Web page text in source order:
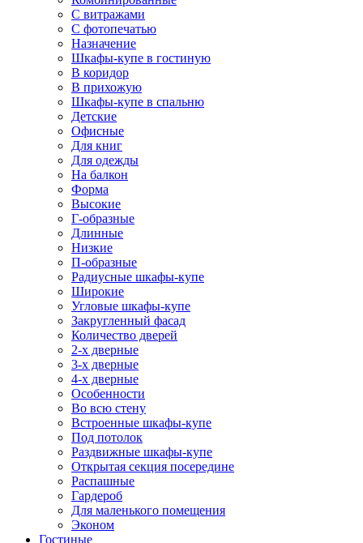
С витражами
С фотопечатью
Назначение
Шкафы-купе в гостиную
В коридор
В прихожую
Шкафы-купе в спальню
Детские
Офисные
Для книг
Для одежды
На балкон
Форма
Высокие
Г-образные
Длинные
Низкие
П-образные
Радиусные шкафы-купе
Широкие
Угловые шкафы-купе
Закругленный фасад
Количество дверей
2-х дверные
3-х дверные
4-х дверные
Особенности
Во всю стену
Встроенные шкафы-купе
Под потолок
Раздвижные шкафы-купе
Открытая секция посередине
Распашные
Гардероб
Для маленького помещения
Эконом
Гостиные